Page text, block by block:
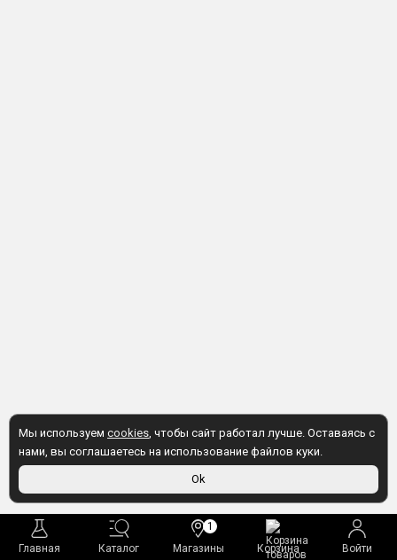
Главная Каталог Магазины
1
Корзина
Войти
Мы используем cookies, чтобы сайт работал лучше. Оставаясь с
нами, вы соглашаетесь на использование файлов куки.
Ok